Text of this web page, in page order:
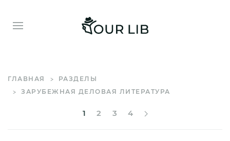
ГЛАВНАЯ
РАЗДЕЛЫ
ЗАРУБЕЖНАЯ ДЕЛОВАЯ ЛИТЕРАТУРА
1 2 3 4